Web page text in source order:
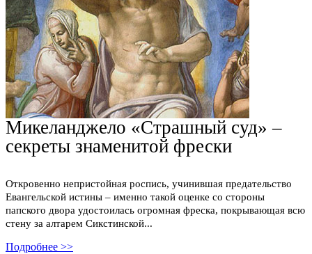
Микеланджело «Страшный суд» –
секреты знаменитой фрески
Откровенно непристойная роспись, учинившая предательство
Евангельской истины – именно такой оценке со стороны
папского двора удостоилась огромная фреска, покрывающая всю
стену за алтарем Сикстинской...
Подробнее >>